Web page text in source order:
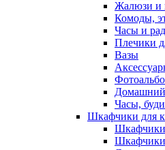
Жалюзи и
Комоды,
Часы и
Плечики
Вазы
Домашний
Часы,
Шкафчики для
Шкафчики